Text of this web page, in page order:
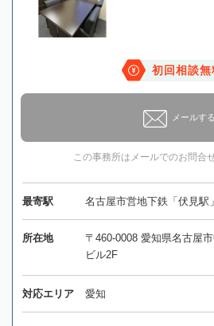
初回相談無
メールする
この事務所はメールでのお問合
最寄駅 名古屋市営地下鉄「伏見駅
所在地
〒460-0008 愛知県名古屋
ビル2F
対応エリア 愛知